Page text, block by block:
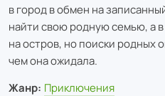
в город в обмен на
найти свою родную семью, а
на остров, но поиски родных
чем она ожидала.
Жанр: Приключения